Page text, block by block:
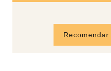
Recomendar